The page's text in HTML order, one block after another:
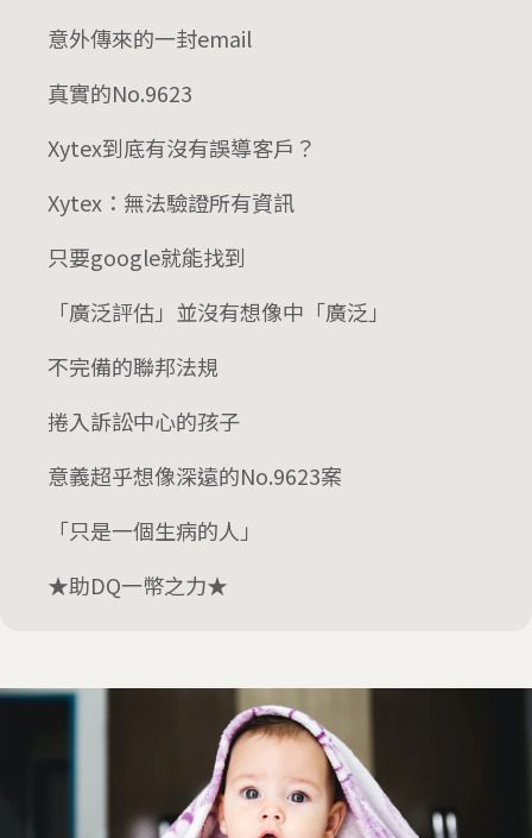
意外傳來的一封email
真實的No.9623
Xytex到底有沒有誤導客戶？
Xytex：無法驗證所有資訊
只要google就能找到
「廣泛評估」並沒有想像中「廣泛」
不完備的聯邦法規
捲入訴訟中心的孩子
意義超乎想像深遠的No.9623案
「只是一個生病的人」
★助DQ一幣之力★